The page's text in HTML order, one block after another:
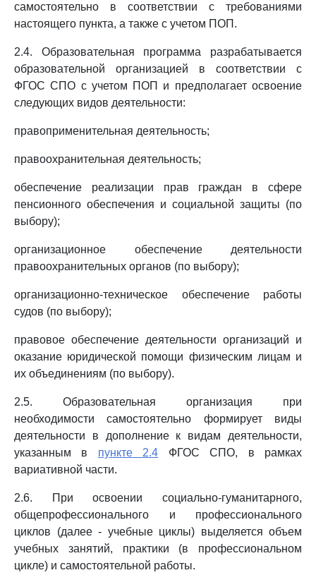
самостоятельно в соответствии с требованиями
настоящего пункта, а также с учетом ПОП.
2.4. Образовательная программа разрабатывается
образовательной организацией в соответствии с
ФГОС СПО с учетом ПОП и предполагает освоение
следующих видов деятельности:
правоприменительная деятельность;
правоохранительная деятельность;
обеспечение реализации прав граждан в сфере
пенсионного обеспечения и социальной защиты (по
выбору);
организационное обеспечение деятельности
правоохранительных органов (по выбору);
организационно-техническое обеспечение работы
судов (по выбору);
правовое обеспечение деятельности организаций и
оказание юридической помощи физическим лицам и
их объединениям (по выбору).
2.5. Образовательная организация при
необходимости самостоятельно формирует виды
деятельности в дополнение к видам деятельности,
указанным в пункте 2.4 ФГОС СПО, в рамках
вариативной части.
2.6. При освоении социально-гуманитарного,
общепрофессионального и профессионального
циклов (далее - учебные циклы) выделяется объем
учебных занятий, практики (в профессиональном
цикле) и самостоятельной работы.